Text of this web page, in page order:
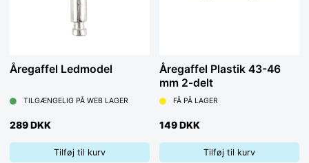
Åregaffel Ledmodel
TILGÆNGELIG PÅ WEB LAGER
289 DKK
Tilføj til kurv
Åregaffel Plastik 43-46
mm 2-delt
FÅ PÅ LAGER
149 DKK
Tilføj til kurv